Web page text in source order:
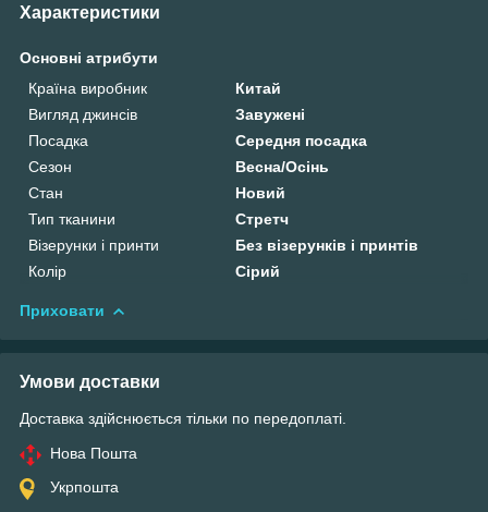
Характеристики
Основні атрибути
Країна виробник
Китай
Вигляд джинсів
Завужені
Посадка
Середня посадка
Сезон
Весна/Осінь
Стан
Новий
Тип тканини
Стретч
Візерунки і принти
Без візерунків і принтів
Колір
Сірий
Приховати
Умови доставки
Доставка здійснюється тільки по передоплаті.
Нова Пошта
Укрпошта